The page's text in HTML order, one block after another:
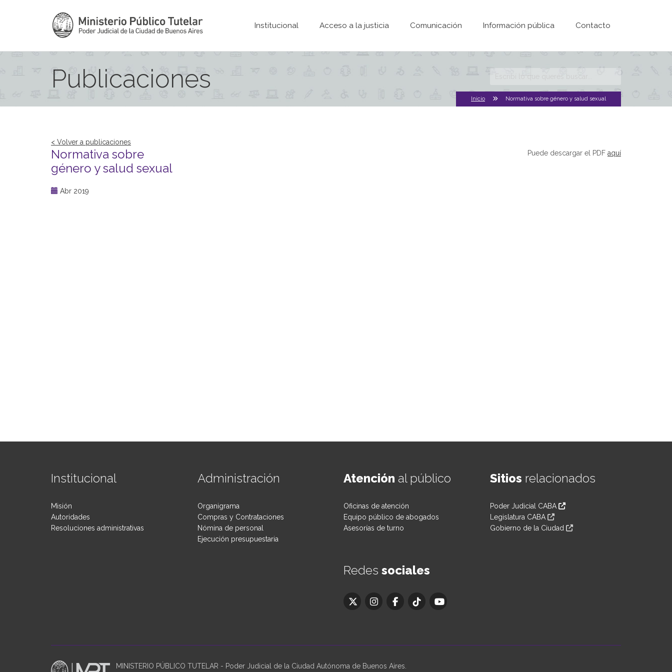
Institucional Acceso a la justicia Comunicación Información pública Contacto
Publicaciones
Formulario de
búsqueda
Inicio Normativa sobre género y salud sexual
< Volver a publicaciones
Normativa sobre
género y salud sexual
Abr 2019
Puede descargar el PDF aquí
Institucional
Misión
Autoridades
Resoluciones administrativas
Administración
Organigrama
Compras y Contrataciones
Nómina de personal
Ejecución presupuestaria
Atención al público
Oficinas de atención
Equipo público de abogados
Asesorías de turno
Redes sociales
Sitios relacionados
Poder Judicial CABA
Legislatura CABA
Gobierno de la Ciudad
MINISTERIO PÚBLICO TUTELAR - Poder Judicial de la Ciudad Autónoma de Buenos Aires.